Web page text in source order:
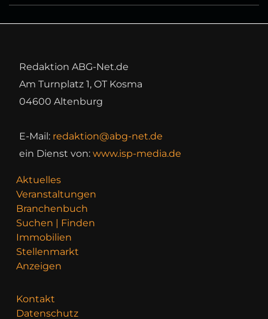
Redaktion ABG-Net.de
Am Turnplatz 1, OT Kosma
04600 Altenburg
E-Mail: redaktion@abg-net.de
ein Dienst von: www.isp-media.de
Aktuelles
Veranstaltungen
Branchenbuch
Suchen | Finden
Immobilien
Stellenmarkt
Anzeigen
Kontakt
Datenschutz